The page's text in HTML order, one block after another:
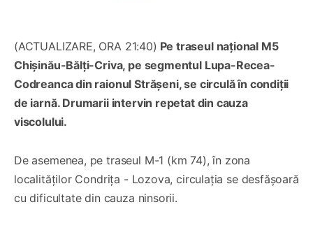
(ACTUALIZARE, ORA 21:40) Pe traseul național M5
Chișinău-Bălți-Criva, pe segmentul Lupa-Recea-
Codreanca din raionul Strășeni, se circulă în condiții
de iarnă. Drumarii intervin repetat din cauza
viscolului.
De asemenea, pe traseul M-1 (km 74), în zona
localităților Condrița - Lozova, circulația se desfășoară
cu dificultate din cauza ninsorii.